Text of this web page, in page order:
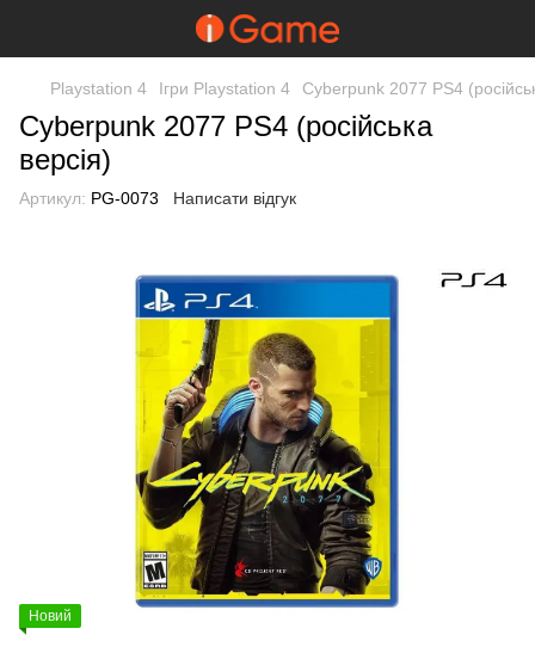
Playstation 4 Ігри Playstation 4 Cyberpunk 2077 PS4
Cyberpunk 2077 PS4 (російська
версія)
Артикул: PG-0073 Написати відгук
Новий